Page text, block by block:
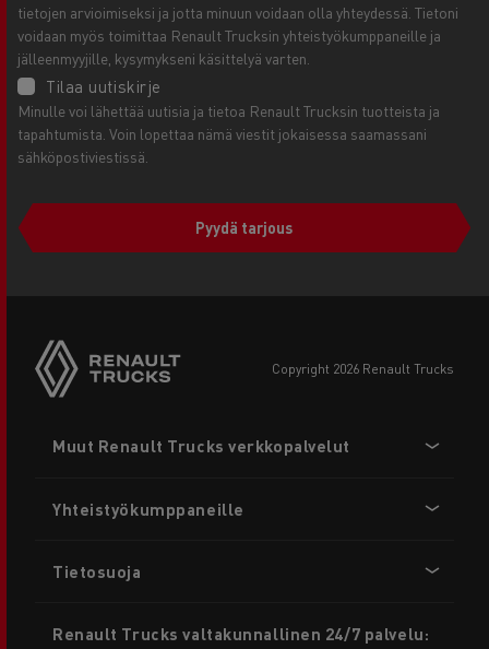
tietojen arvioimiseksi ja jotta minuun voidaan olla yhteydessä. Tietoni
voidaan myös toimittaa Renault Trucksin yhteistyökumppaneille ja
jälleenmyyjille, kysymykseni käsittelyä varten.
Tilaa uutiskirje
Minulle voi lähettää uutisia ja tietoa Renault Trucksin tuotteista ja
tapahtumista. Voin lopettaa nämä viestit jokaisessa saamassani
sähköpostiviestissä.
Pyydä tarjous
copyright 2026 Renault Trucks
menu
Muut Renault Trucks verkkopalvelut
Yhteistyökumppaneille
Tietosuoja
Renault Trucks valtakunnallinen 24/7 palvelu: